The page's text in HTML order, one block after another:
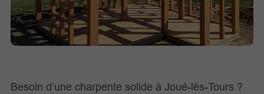
Besoin d’une charpente solide à Joué-lès-Tours ?